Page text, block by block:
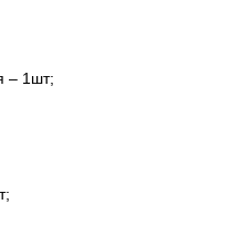
– 1шт;
– 1шт;